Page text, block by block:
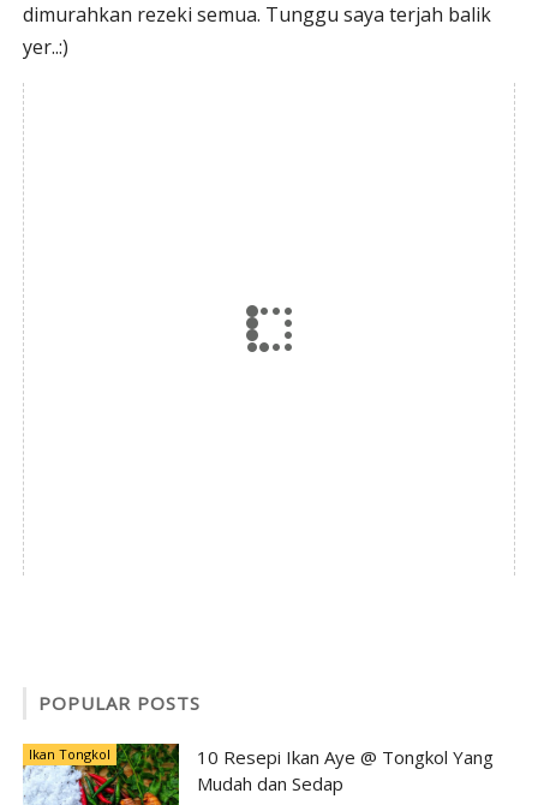
dimurahkan rezeki semua. Tunggu saya terjah balik
yer..:)
POPULAR POSTS
Ikan Tongkol
10 Resepi Ikan Aye @ Tongkol Yang
Mudah dan Sedap